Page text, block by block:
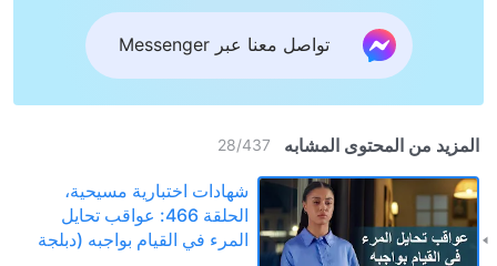
تواصل معنا عبر Messenger
المزيد من المحتوى المشابه 28/437
شهادات اختبارية مسيحية،
الحلقة 466: عواقب تحايل
المرء في القيام بواجبه (دبلجة